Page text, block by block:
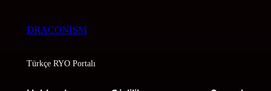
DRACONISM
Türkçe RYO Portalı